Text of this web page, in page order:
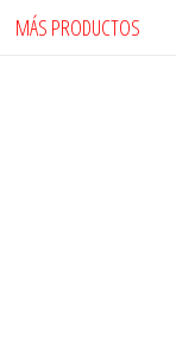
MÁS PRODUCTOS